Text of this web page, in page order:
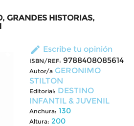
GRANDES HISTORIAS,
edit Escribe tu opinión
ISBN/REF: 9788408085614
Autor/a GERONIMO
STILTON
Editorial: DESTINO
INFANTIL & JUVENIL
Anchura: 130
Altura: 200